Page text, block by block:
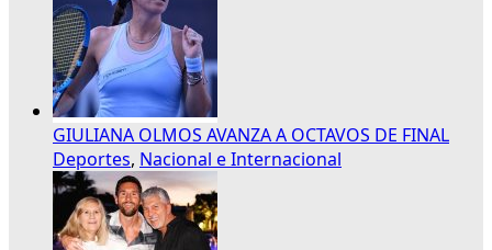
GIULIANA OLMOS AVANZA A OCTAVOS DE FINAL
Deportes, Nacional e Internacional